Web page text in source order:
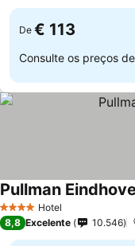
De € 113
Consulte os preços de
4 EstrelasHotel
Pullman
8,8 Excelente 10.546